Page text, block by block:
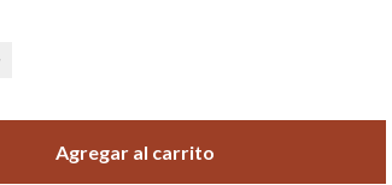
Agregar al carrito